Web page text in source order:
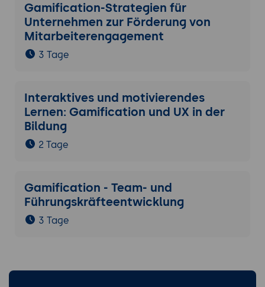
Gamification-Strategien für
Unternehmen zur Förderung von
Mitarbeiterengagement
3 Tage
Interaktives und motivierendes
Lernen: Gamification und UX in der
Bildung
2 Tage
Gamification - Team- und
Führungskräfteentwicklung
3 Tage